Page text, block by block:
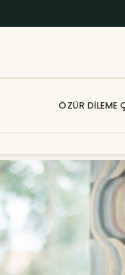
ÖZÜR DILEME